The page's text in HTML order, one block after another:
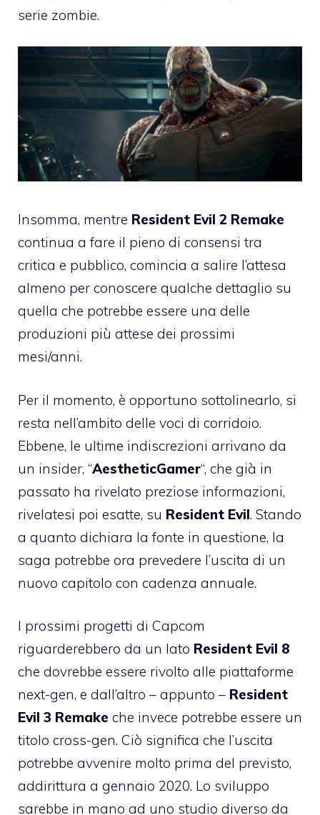
serie zombie.
Insomma, mentre Resident Evil 2 Remake
continua a fare il pieno di consensi tra
critica e pubblico, comincia a salire l’attesa
almeno per conoscere qualche dettaglio su
quella che potrebbe essere una delle
produzioni più attese dei prossimi
mesi/anni.
Per il momento, è opportuno sottolinearlo, si
resta nell’ambito delle voci di corridoio.
Ebbene, le ultime indiscrezioni arrivano da
un insider, “AestheticGamer“, che già in
passato ha rivelato preziose informazioni,
rivelatesi poi esatte, su Resident Evil. Stando
a quanto dichiara la fonte in questione, la
saga potrebbe ora prevedere l’uscita di un
nuovo capitolo con cadenza annuale.
I prossimi progetti di Capcom
riguarderebbero da un lato Resident Evil 8
che dovrebbe essere rivolto alle piattaforme
next-gen, e dall’altro – appunto – Resident
Evil 3 Remake che invece potrebbe essere un
titolo cross-gen. Ciò significa che l’uscita
potrebbe avvenire molto prima del previsto,
addirittura a gennaio 2020. Lo sviluppo
sarebbe in mano ad uno studio diverso da